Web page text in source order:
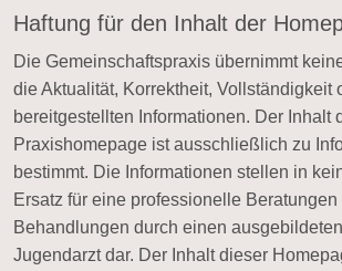
Haftung für den Inhalt der
Die Gemeinschaftspraxis übernimmt
die Aktualität, Korrektheit, Vollständigkeit
bereitgestellten Informationen. Der Inhalt
Praxishomepage ist ausschließlich zu
bestimmt. Die Informationen stellen in
Ersatz für eine professionelle Beratungen
Behandlungen durch einen
Jugendarzt dar. Der Inhalt dieser